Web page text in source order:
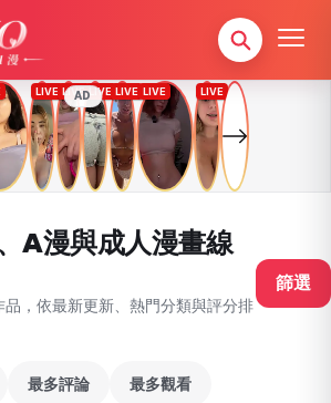
AD
A漫與成人漫畫線
，依最新更新、熱門分類與評分排
篩選
最多評論 最多觀看